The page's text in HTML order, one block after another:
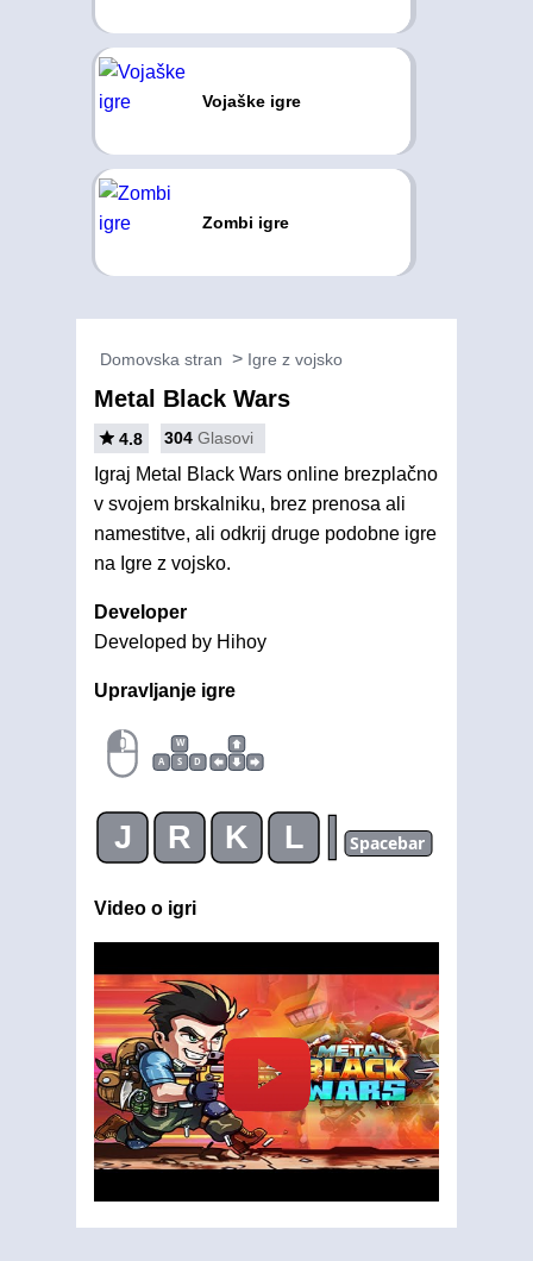
Vojaške igre
Zombi igre
Domovska stran Igre z vojsko
Metal Black Wars
4.8 304 Glasovi
Igraj Metal Black Wars online brezplačno
v svojem brskalniku, brez prenosa ali
namestitve, ali odkrij druge podobne igre
na Igre z vojsko.
Developer
Developed by Hihoy
Upravljanje igre
W
A
S D
J R K L | Spacebar
Video o igri